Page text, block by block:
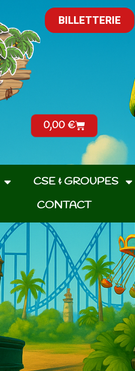
BILLETTERIE
0,00€
CSE & GROUPES
CONTACT